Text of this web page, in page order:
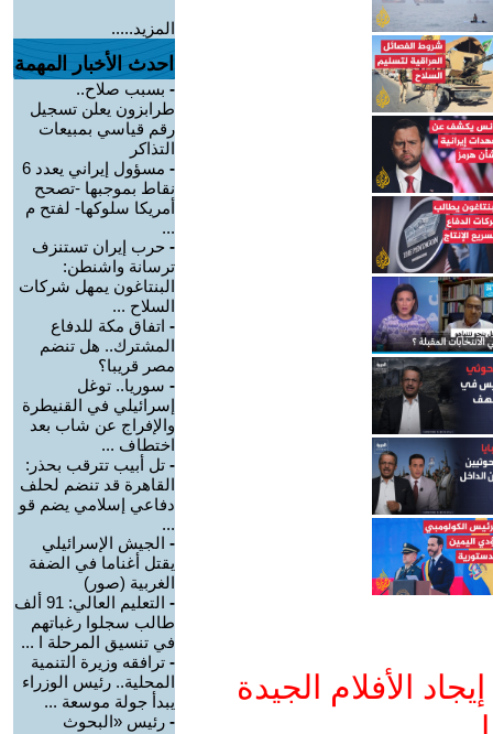
الأفلام الجيدة
المزيد.....
احدث الأخبار المهمة
- بسبب صلاح..
طرابزون يعلن تسجيل
رقم قياسي بمبيعات
التذاكر
-
مسؤول إيراني يعدد 6
نقاط بموجبها -تصحح
أمريكا سلوكها- لفتح م
...
- حرب إيران تستنزف
ترسانة واشنطن:
البنتاغون يمهل شركات
السلاح ...
- اتفاق مكة للدفاع
المشترك.. هل تنضم
مصر قريبا؟
- سوريا.. توغل
إسرائيلي في القنيطرة
والإفراج عن شاب بعد
اختطاف ...
- تل أبيب تترقب بحذر:
القاهرة قد تنضم لحلف
دفاعي إسلامي يضم قو
...
- الجيش الإسرائيلي
يقتل أغناما في الضفة
الغربية (صور)
-
التعليم العالي: 91 ألف
طالب سجلوا رغباتهم
في تنسيق المرحلة ا ...
- ترافقه وزيرة التنمية
المحلية.. رئيس الوزراء
يبدأ جولة موسعة ...
- رئيس «البحوث